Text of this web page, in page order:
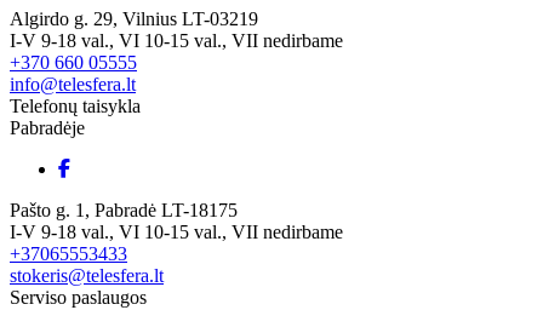
Algirdo g. 29, Vilnius LT-03219
I-V 9-18 val., VI 10-15 val., VII nedirbame
+370 660 05555
info@telesfera.lt
Telefonų taisykla
Pabradėje
Pašto g. 1, Pabradė LT-18175
I-V 9-18 val., VI 10-15 val., VII nedirbame
+37065553433
stokeris@telesfera.lt
Serviso paslaugos